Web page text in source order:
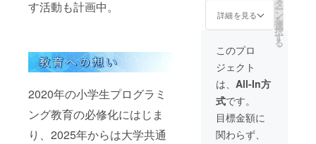
す活動も計画中。
2020年の小学生プログラミ
ング教育の必修化にはじま
り、2025年からは大学共通
無塗装
の状態
渡しと
なりま
す ※撮
影場所
までの
交通
費・滞
在費な
どはご
後、
メッ
セージ
にて詳
細をお
送りし
ます ※
お子さ
んの状
況に合
わせて
対応・
大会出
場中
優
勝/2023
準優
勝）、
文部科
学大臣
賞受
賞、低
たり
45g）
＞ 薄力
粉／卵
／バ
ター／
グラ
ニュー
糖／白
身魚の
会員扱
い/別途
などは
発生し
ませ
ん） ※
ト情報
や活動
報告は
メッ
すめで
す。是
カップ
楽しみ
下さ
細内容
はプロ
ジェク
ト終了
額：
得） ※
齢：小
学１年
生から
中学２
年生ま
で
※2024
ログラ
ミング
へお得
に入会
できる
権利で
す。 入
会時の
初期費
用がお
得にな
詳細を見る
タ
ー
ン
を
選
択
す
る
このプロ
ジェクト
は、 All-In方
式です。
目標金額に
関わらず、